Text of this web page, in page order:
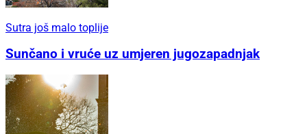
Sutra još malo toplije
Sunčano i vruće uz umjeren jugozapadnjak